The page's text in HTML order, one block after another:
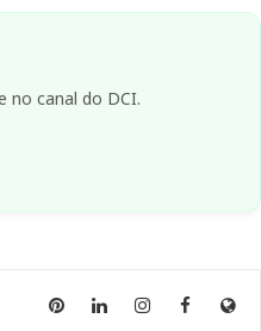
no canal do DCI.
AnnyAnnyAnnyAnnySite